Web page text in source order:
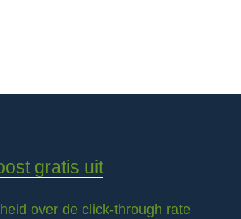
gratis uit
over de click-through rate